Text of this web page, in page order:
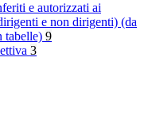
e autorizzati ai
e non dirigenti) (da
tabelle) 9
3